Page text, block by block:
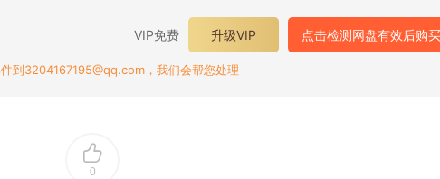
VIP免费 升级VIP 点击检测网盘有效后购买
到3204167195@qq.com，我们会帮您处理
0